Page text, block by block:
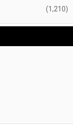
(1,210)